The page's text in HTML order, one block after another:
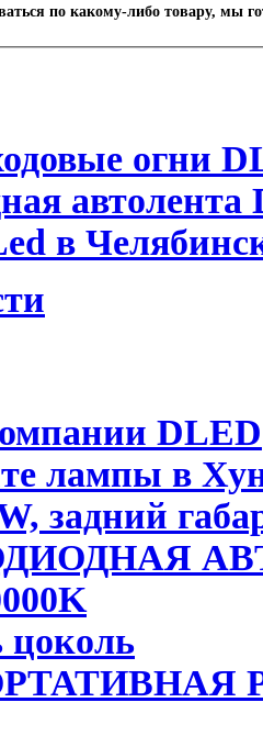
по какому-либо товару, мы
огни
в
DLED
лампы в
задний
цоколь